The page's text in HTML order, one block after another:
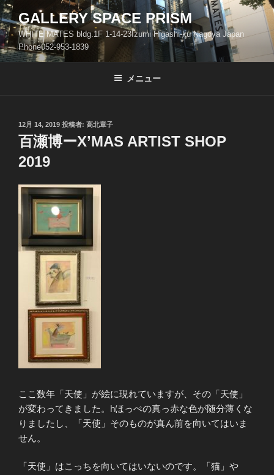
コ
ン
テ
ン
ツ
GALLERY SPACE PRISM
WHITE MATES bldg.1F 1-14-23Izumi Higashi-ku Nagoya Japan
Phone052-953-1839
メニュー
投
稿
日:
12月 14, 2019 投稿者: 高北章子
百瀬博ーX’MAS ARTIST SHOP
2019
ここ数年「天使」が絵に現れていますが、その「天使」
が変わってきました。hほっぺの真っ赤な色が随分薄くな
りましたし、「天使」そのものが真ん前を向いてはいま
せん。
「天使」はこっちを向いてはいないのです。「猫」や